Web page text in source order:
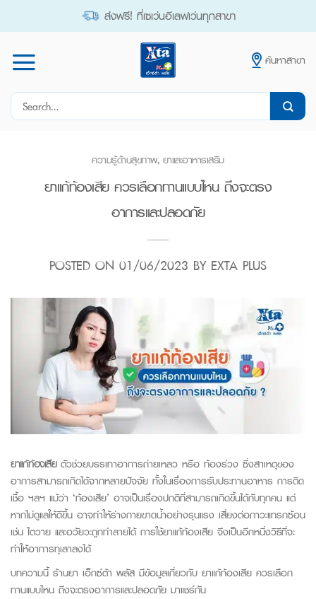
ส่งฟรี! ที่เซเว่นอีเลฟเว่นทุกสาขา
ค้นหาสาขา
Search
ความรู้ด้านสุขภาพ, ยาและอาหารเสริม
ยาแก้ท้องเสีย ควรเลือกทานแบบไหน ถึงจะตรง
อาการและปลอดภัย
POSTED ON 01/06/2023 BY EXTA PLUS
ยาแก้ท้องเสีย ตัวช่วยบรรเทาอาการถ่ายเหลว หรือ ท้องร่วง ซึ่งสาเหตุของ
อาการสามารถเกิดได้จากหลายปัจจัย ทั้งในเรื่องการรับประทานอาหาร การติด
เชื้อ ฯลฯ แม้ว่า ‘ท้องเสีย’ อาจเป็นเรื่องปกติที่สามารถเกิดขึ้นได้กับทุกคน แต่
หากไม่ดูแลให้ดีขึ้น อาจทำให้ร่างกายขาดน้ำอย่างรุนแรง เสี่ยงต่อภาวะแทรกซ้อน
เช่น ไตวาย และอวัยวะถูกทำลายได้ การใช้ยาแก้ท้องเสีย จึงเป็นอีกหนึ่งวิธีที่จะ
ทำให้อาการทุเลาลงได้
บทความนี้ ร้านยา เอ็กซ์ต้า พลัส มีข้อมูลเกี่ยวกับ ยาแก้ท้องเสีย ควรเลือก
ทานแบบไหน ถึงจะตรงอาการและปลอดภัย มาแชร์กัน